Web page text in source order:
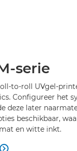
serie
to-roll UVgel-
Configureer het
deze later
beschikbaar,
en witte inkt.
